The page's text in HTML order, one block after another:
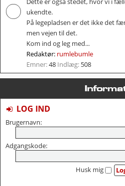
ukendte.
På legepladsen er det ikke det
men vejen til det.
Kom ind og leg med...
Redaktør: rumlebumle
Emner:48 Indlæg: 508
LOG IND
Brugernavn:
Adgangskode:
Husk mig